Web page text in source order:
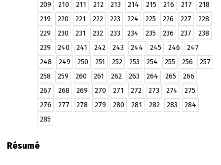
209
210 211 212 213 214 215 216 217
218
219
220 221 222 223 224 225 226 227
228
229
230 231 232 233 234 235 236 237
238
239
240 241 242 243 244 245 246
247
248
249 250 251 252 253 254 255 256
257
258
259 260 261 262 263 264 265
266
267
268 269 270 271 272 273 274
275
276
277 278 279 280 281 282 283
284
285
Résumé